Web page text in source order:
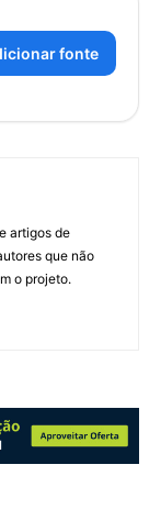
fonte
artigos de
que não
o projeto.